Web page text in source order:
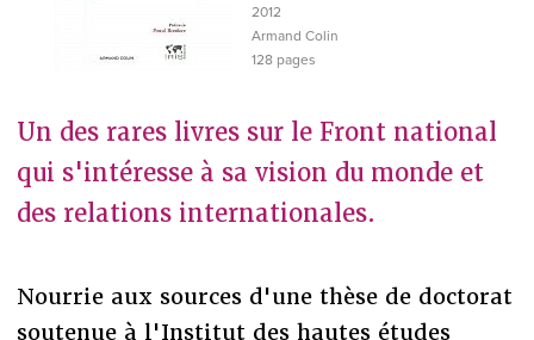
2012
Armand Colin
128 pages
Un des rares livres sur le Front national
qui s'intéresse à sa vision du monde et
des relations internationales.
Nourrie aux sources d'une thèse de doctorat
soutenue à l'Institut des hautes études